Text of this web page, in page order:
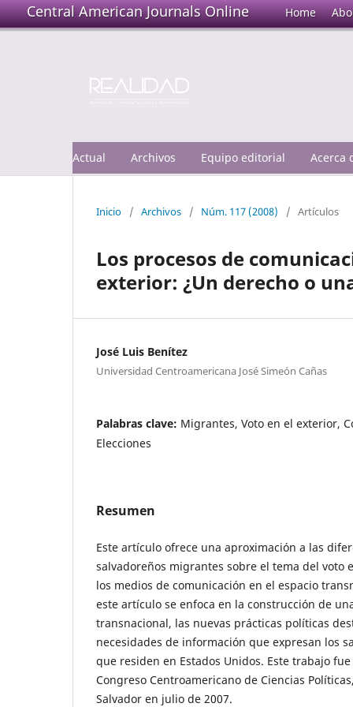
Central American Journals Online Home
Actual Archivos Equipo editorial Acerca
Inicio / Archivos / Núm. 117 (2008) / Artículos
Los procesos de
exterior: ¿Un derecho o
José Luis Benítez
Universidad Centroamericana José Simeón Cañas
Palabras clave: Migrantes, Voto en el exterior,
Elecciones
Resumen
Este artículo ofrece una aproximación a las
salvadoreños migrantes sobre el tema del voto
los medios de comunicación en el espacio
este artículo se enfoca en la construcción de
transnacional, las nuevas prácticas políticas
necesidades de información que expresan los
que residen en Estados Unidos. Este trabajo
Congreso Centroamericano de Ciencias
Salvador en julio de 2007.